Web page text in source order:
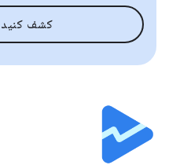
کشف